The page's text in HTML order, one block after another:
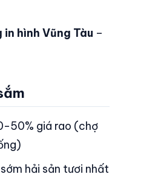
hình Vũng Tàu –
50% giá rao (chợ
hải sản tươi nhất